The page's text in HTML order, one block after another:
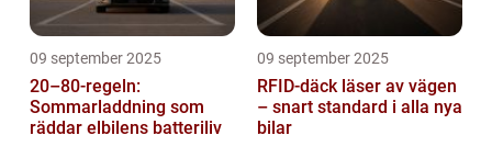
09 september 2025
20–80-regeln:
Sommarladdning som
räddar elbilens batteriliv
09 september 2025
RFID-däck läser av vägen
– snart standard i alla nya
bilar